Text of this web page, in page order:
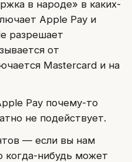
в народе» в каких-
Apple Pay и
разрешает
от
Mastercard и на
Pay почему-то
не подействует.
— если вы нам
когда-нибудь может